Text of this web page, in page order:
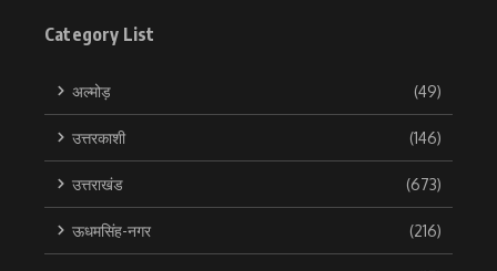
Category List
अल्मोड़ (49)
उत्तरकाशी (146)
उत्तराखंड (673)
ऊधमसिंह-नगर (216)